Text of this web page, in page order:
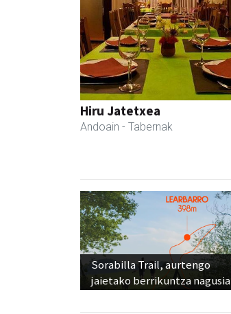
Hiru Jatetxea
Andoain - Tabernak
Sorabilla Trail, aurtengo
jaietako berrikuntza nagusia